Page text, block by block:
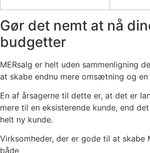
Gør det nemt at nå
budgetter
MERsalg er helt uden sammenligning
at skabe endnu mere omsætning og en
En af årsagerne til dette er, at det er
mere til en eksisterende kunde, end
helt ny kunde.
Virksomheder, der er gode til at skabe
både